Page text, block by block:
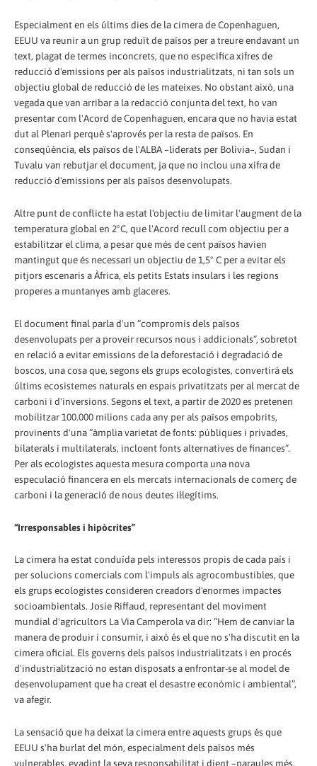
Especialment en els últims dies de la cimera de Copenhaguen,
EEUU va reunir a un grup reduït de països per a treure endavant un
text, plagat de termes inconcrets, que no especifica xifres de
reducció d'emissions per als països industrialitzats, ni tan sols un
objectiu global de reducció de les mateixes. No obstant això, una
vegada que van arribar a la redacció conjunta del text, ho van
presentar com l'Acord de Copenhaguen, encara que no havia estat
dut al Plenari perquè s'aprovés per la resta de països. En
conseqüència, els països de l'ALBA –liderats per Bolívia–, Sudan i
Tuvalu van rebutjar el document, ja que no inclou una xifra de
reducció d'emissions per als països desenvolupats.
Altre punt de conflicte ha estat l'objectiu de limitar l'augment de la
temperatura global en 2ºC, que l'Acord recull com objectiu per a
estabilitzar el clima, a pesar que més de cent països havien
mantingut que és necessari un objectiu de 1,5º C per a evitar els
pitjors escenaris a Àfrica, els petits Estats insulars i les regions
properes a muntanyes amb glaceres.
El document final parla d'un “compromís dels països
desenvolupats per a proveir recursos nous i addicionals”, sobretot
en relació a evitar emissions de la deforestació i degradació de
boscos, una cosa que, segons els grups ecologistes, convertirà els
últims ecosistemes naturals en espais privatitzats per al mercat de
carboni i d'inversions. Segons el text, a partir de 2020 es pretenen
mobilitzar 100.000 milions cada any per als països empobrits,
provinents d'una “àmplia varietat de fonts: públiques i privades,
bilaterals i multilaterals, incloent fonts alternatives de finances”.
Per als ecologistes aquesta mesura comporta una nova
especulació financera en els mercats internacionals de comerç de
carboni i la generació de nous deutes il·legítims.
“Irresponsables i hipòcrites”
La cimera ha estat conduïda pels interessos propis de cada país i
per solucions comercials com l'impuls als agrocombustibles, que
els grups ecologistes consideren creadors d'enormes impactes
socioambientals. Josie Riffaud, representant del moviment
mundial d'agricultors La Via Camperola va dir: “Hem de canviar la
manera de produir i consumir, i això és el que no s'ha discutit en la
cimera oficial. Els governs dels països industrialitzats i en procés
d'industrialització no estan disposats a enfrontar-se al model de
desenvolupament que ha creat el desastre econòmic i ambiental”,
va afegir.
La sensació que ha deixat la cimera entre aquests grups és que
EEUU s'ha burlat del món, especialment dels països més
vulnerables, evadint la seva responsabilitat i dient –paraules més,